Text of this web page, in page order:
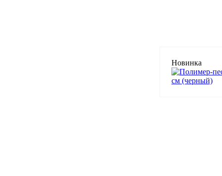
Новинка